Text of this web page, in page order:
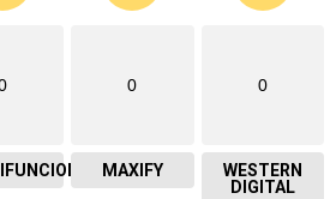
0
MAXIFY
0
WESTERN
DIGITAL